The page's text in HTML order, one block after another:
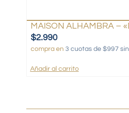
MAISON ALHAMBRA –
$2.990
compra en 3 cuotas de $997
Añadir al carrito